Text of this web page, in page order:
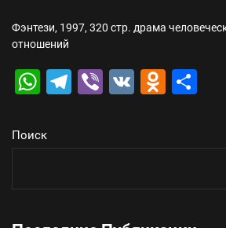
Фэнтези, 1997, 320 стр. драма
отношений
WhatsApp
Telegram
Viber
VK
Поиск